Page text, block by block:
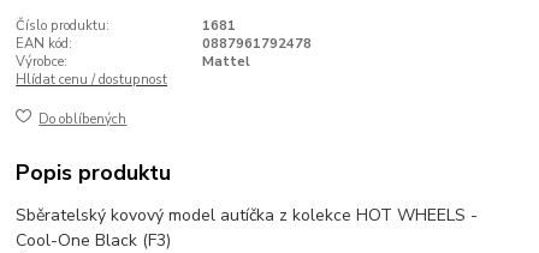
Číslo produktu:
1681
EAN kód:
0887961792478
Výrobce:
Mattel
Hlídat cenu / dostupnost
Do oblíbených
Popis produktu
Sběratelský kovový model autíčka z kolekce HOT WHEELS -
Cool-One Black (F3)